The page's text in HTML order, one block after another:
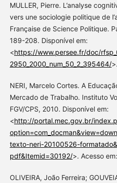
MULLER, Pierre. L’analyse
vers une sociologie politique de
Française de Science Politique.
189-208. Disponível em:
<https://www.persee.fr/doc/
2950_2000_num_50_2_395464/
NERI, Marcelo Cortes. A
Mercado de Trabalho. Instituto
FGV/CPS, 2010. Disponível em:
<http://portal.mec.gov.br/
texto-neri-20100526-
pdf&Itemid=30192/>. Acesso
OLIVEIRA, João Ferreira;